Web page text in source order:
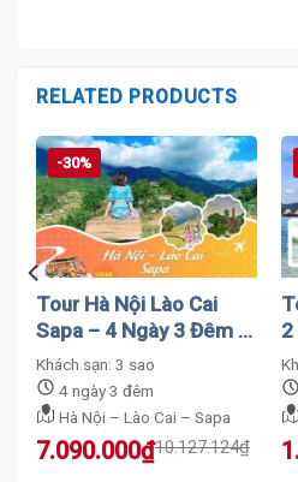
RELATED PRODUCTS
-30%
Tour Hà Nội Lào Cai
Sapa – 4 Ngày 3 Đêm –
Combo Ưu Đãi
Khách sạn: 3 sao
4 ngày 3 đêm
Hà Nội – Lào Cai – Sapa
10.127.124₫
Original
7.090.000₫
Current
2